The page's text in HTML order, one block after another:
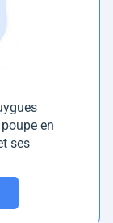
en
ses